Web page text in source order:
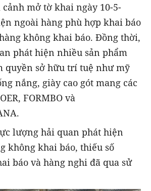
mở tờ khai ngày 10-5-
ngoài hàng phù hợp khai báo
không khai báo. Đồng thời,
phát hiện nhiều sản phẩm
quyền sở hữu trí tuệ như mỹ
nắng, giày cao gót mang các
FORMBO và
lượng hải quan phát hiện
không khai báo, thiếu số
báo và hàng nghi đã qua sử